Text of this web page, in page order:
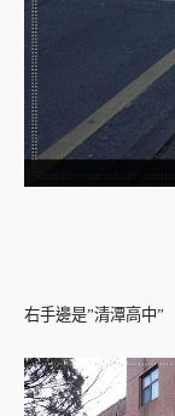
右手邊是”清潭高中”